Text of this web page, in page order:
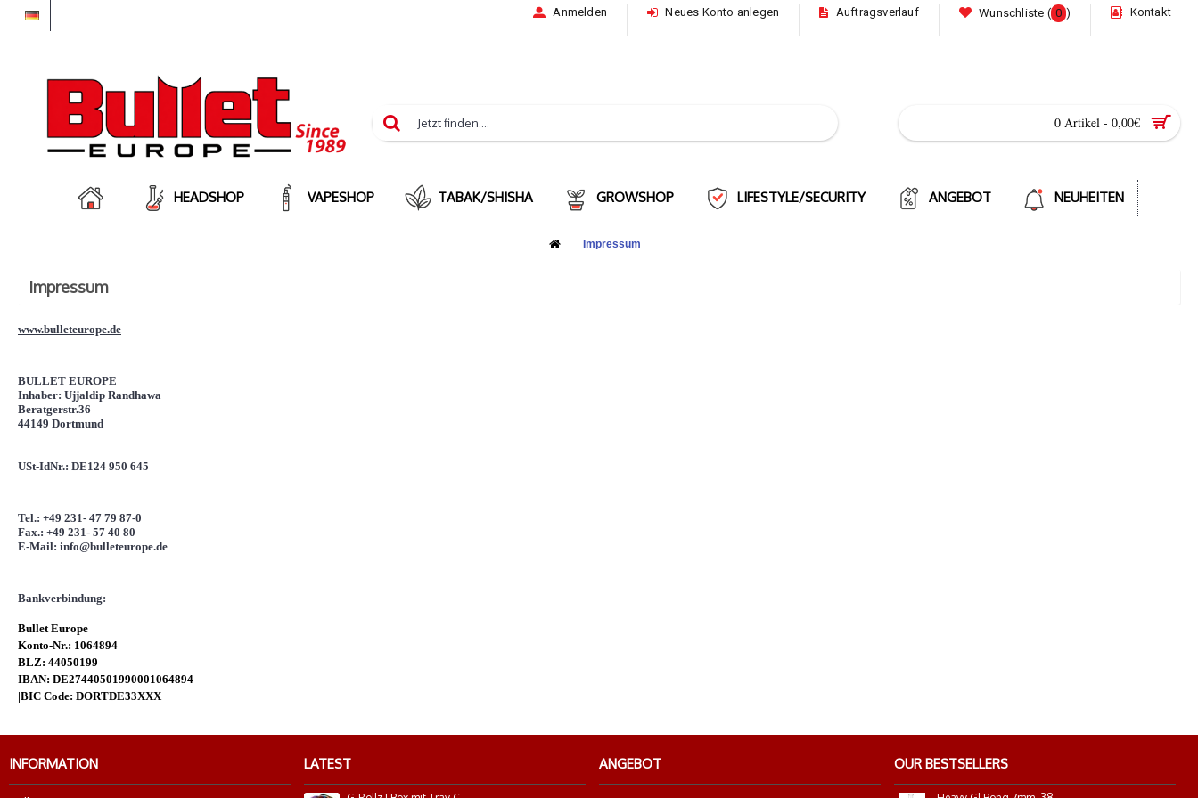
Anmelden Neues Konto anlegen Auftragsverlauf Wunschliste ( 0 ) Kontakt
0 Artikel - 0,00€
HEADSHOP VAPESHOP TABAK/SHISHA GROWSHOP LIFESTYLE/SECURITY ANGEBOT NEUHEITEN
Impressum
Impressum
www.bulleteurope.de
BULLET EUROPE
Inhaber: Ujjaldip Randhawa
Beratgerstr.36
44149 Dortmund
USt-IdNr.: DE124 950 645
Tel.: +49 231- 47 79 87-0
Fax.: +49 231- 57 40 80
E-Mail: info@bulleteurope.de
Bankverbindung:
Bullet Europe
Konto-Nr.: 1064894
BLZ: 44050199
IBAN: DE27440501990001064894
|BIC Code: DORTDE33XXX
INFORMATION LATEST ANGEBOT OUR BESTSELLERS